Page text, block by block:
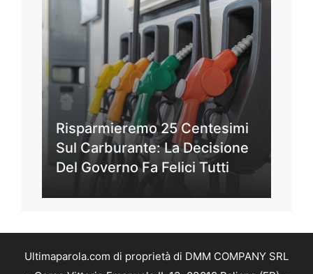
Risparmieremo 25 Centesimi
Sul Carburante: La Decisione
Del Governo Fa Felici Tutti
Ultimaparola.com di proprietà di DMM COMPANY SRL